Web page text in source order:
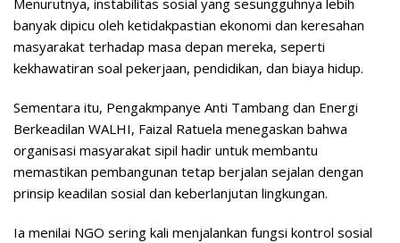
Menurutnya, instabilitas sosial yang sesungguhnya lebih
banyak dipicu oleh ketidakpastian ekonomi dan keresahan
masyarakat terhadap masa depan mereka, seperti
kekhawatiran soal pekerjaan, pendidikan, dan biaya hidup.
Sementara itu, Pengakmpanye Anti Tambang dan Energi
Berkeadilan WALHI, Faizal Ratuela menegaskan bahwa
organisasi masyarakat sipil hadir untuk membantu
memastikan pembangunan tetap berjalan sejalan dengan
prinsip keadilan sosial dan keberlanjutan lingkungan.
Ia menilai NGO sering kali menjalankan fungsi kontrol sosial